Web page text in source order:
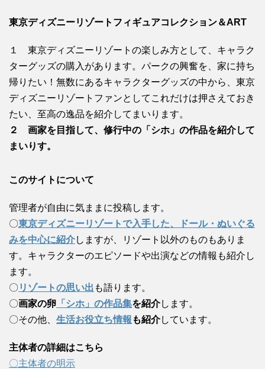
東京ディズニーリゾートフィギュアコレクション＆ART
１ 東京ディズニーリゾートの楽しみ方として、キャラク
ターグッズの購入があります。パークの興奮を、家に持ち
帰りたい！無数にあるキャラクターグッズの中から、東京
ディズニーリゾートファンとしてこれだけは押さえておき
たい、至高の逸品を紹介してまいります。
２ 画家を目指して、修行中の「シホ」の作品を紹介して
まいりす。
このサイトについて
管理者が自由に気ままに投稿します。
〇東京ディズニーリゾートで入手した、ドール・ぬいぐる
みを中心に紹介しますが、リゾート以外のものもありま
す。キャラクターのエピソードや出演などの情報も紹介し
ます。
〇 リゾートの思い出 も語ります。
〇画家の卵 「シホ」の作品集を紹介します。
〇その他、 生活お役立ち情報 も紹介しています。
主体者の詳細はこちら
〇主体者の明示